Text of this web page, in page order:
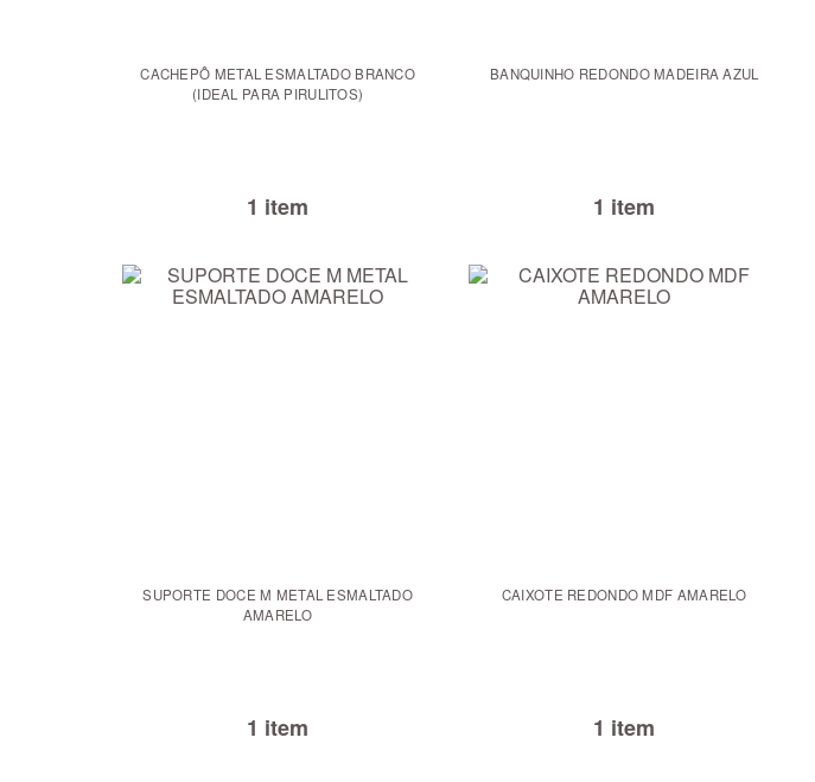
CACHEPÔ METAL ESMALTADO BRANCO
(IDEAL PARA PIRULITOS)
1 item
BANQUINHO REDONDO MADEIRA AZUL
1 item
SUPORTE DOCE M METAL ESMALTADO
AMARELO
1 item
CAIXOTE REDONDO MDF AMARELO
1 item